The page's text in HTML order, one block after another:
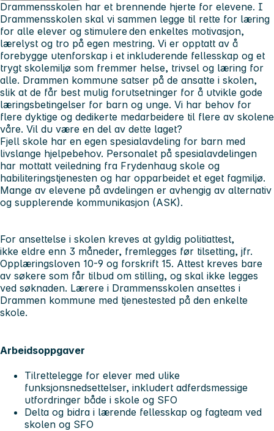
Drammensskolen har et brennende hjerte for elevene. I
Drammensskolen skal vi sammen legge til rette for læring
for alle elever og stimulere ​​den enkeltes motivasjon,
lærelyst og tro på egen mestring. Vi er opptatt av å
forebygge utenforskap i et inkluderende fellesskap og et
trygt skolemiljø som fremmer helse, trivsel og læring for
alle. Drammen kommune satser på de ansatte i skolen,
slik at de får best mulig forutsetninger for å utvikle gode
læringsbetingelser for barn og unge. Vi har behov for
flere dyktige og dedikerte medarbeidere til flere av skolene
våre. Vil du være en del av dette laget?
Fjell skole har en egen spesialavdeling for barn med
livslange hjelpebehov. Personalet på spesialavdelingen
har mottatt veiledning fra Frydenhaug skole og
habiliteringstjenesten og har opparbeidet et eget fagmiljø.
Mange av elevene på avdelingen er avhengig av alternativ
og supplerende kommunikasjon (ASK).
For ansettelse i skolen kreves at gyldig politiattest,
ikke eldre enn 3 måneder, fremlegges før tilsetting, jfr.
Opplæringsloven 10-9 og forskrift 15. Attest kreves bare
av søkere som får tilbud om stilling, og skal ikke legges
ved søknaden. Lærere i Drammensskolen ansettes i
Drammen kommune med tjenestested på den enkelte
skole.
Arbeidsoppgaver
Tilrettelegge for elever med ulike
funksjonsnedsettelser, inkludert adferdsmessige
utfordringer både i skole og SFO
Delta og bidra i lærende fellesskap og fagteam ved
skolen og SFO